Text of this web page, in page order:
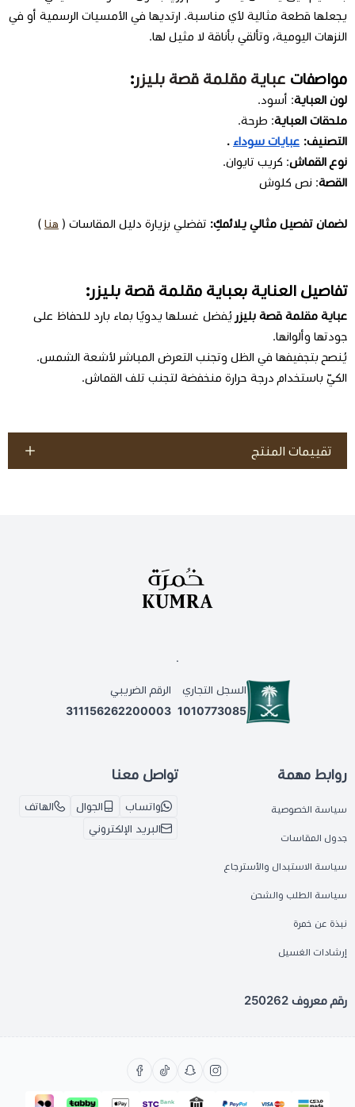
يجعلها قطعة مثالية لأي مناسبة. ارتديها في الأمسيات الرسمية أو في
النزهات اليومية، وتألقي بأناقة لا مثيل لها.
مواصفات عباية مقلمة قصة بليزر :
لون العباية: أسود.
ملحقات العباية: طرحة.
التصنيف: عبايات سوداء .
نوع القماش: كريب تايوان
القصة: نص كلوش
لضمان تفصيل مثالي يلائمكِ: تفضلي بزيارة دليل المقاسات ( هنا )
تفاصيل العناية بعباية مقلمة قصة بليزر:
عباية مقلمة قصة بليزر يُفضل غسلها يدويًا بماء بارد للحفاظ على
جودتها وألوانها.
يُنصح بتجفيفها في الظل وتجنب التعرض المباشر لأشعة الشمس.
الكيّ باستخدام درجة حرارة منخفضة لتجنب تلف القماش.
تقييمات المنتج
السجل التجاري
1010773085
الرقم الضريبي
311156262200003
روابط مهمة
سياسة الخصوصية
جدول المقاسات
سياسة الاستبدال والأسترجاع
سياسة الطلب والشحن
نبذة عن خمرة
إرشادات الغسيل
تواصل معنا
واتساب الجوال
الهاتف
البريد الإلكتروني
رقم معروف 250262